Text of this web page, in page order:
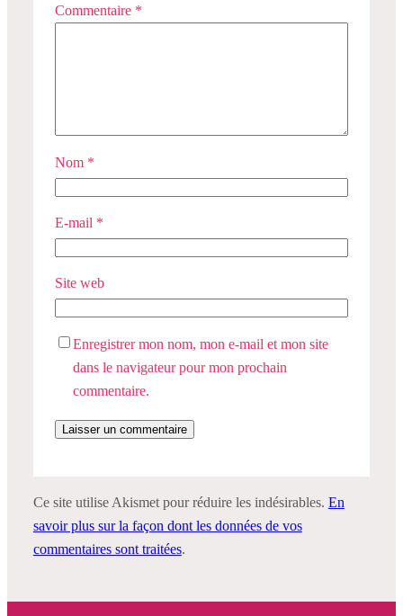
Commentaire *
Nom *
E-mail *
Site web
Enregistrer mon nom, mon e-mail et mon site
dans le navigateur pour mon prochain
commentaire.
Ce site utilise Akismet pour réduire les indésirables. En
savoir plus sur la façon dont les données de vos
commentaires sont traitées.